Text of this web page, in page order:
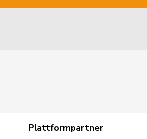
Plattformpartner